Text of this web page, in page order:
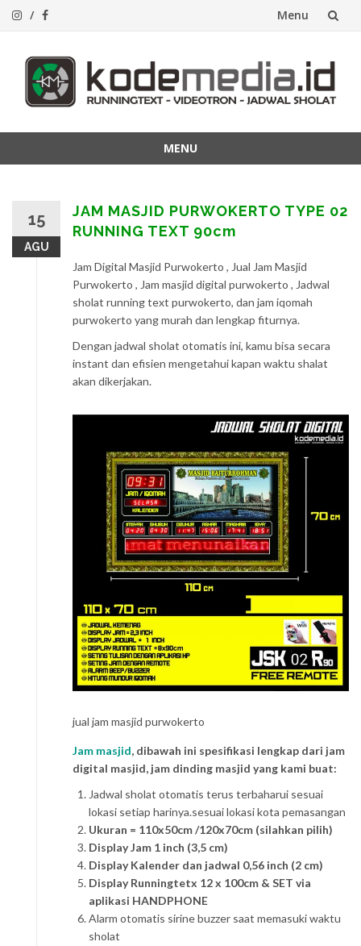
Menu
konten
MENU
15
AGU
JAM MASJID PURWOKERTO TYPE 02
RUNNING TEXT 90cm
Jam Digital Masjid Purwokerto , Jual Jam Masjid
Purwokerto , Jam masjid digital purwokerto , Jadwal
sholat running text purwokerto, dan jam iqomah
purwokerto yang murah dan lengkap fiturnya.
Dengan jadwal sholat otomatis ini, kamu bisa secara
instant dan efisien mengetahui kapan waktu shalat
akan dikerjakan.
jual jam masjid purwokerto
Jam masjid, dibawah ini spesifikasi lengkap dari jam
digital masjid, jam dinding masjid yang kami buat:
Jadwal sholat otomatis terus terbaharui sesuai
lokasi setiap harinya.sesuai lokasi kota pemasangan
Ukuran = 110x50cm /120x70cm (silahkan pilih)
Display Jam 1 inch (3,5 cm)
Display Kalender dan jadwal 0,56 inch (2 cm)
Display Runningtetx 12 x 100cm & SET via
aplikasi HANDPHONE
Alarm otomatis sirine buzzer saat memasuki waktu
sholat